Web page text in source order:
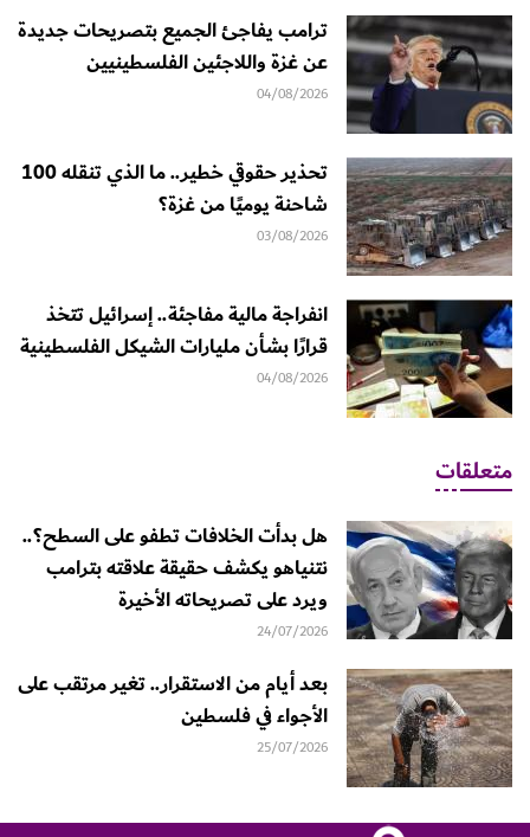
ترامب يفاجئ الجميع بتصريحات جديدة
عن غزة واللاجئين الفلسطينيين
04/08/2026
تحذير حقوقي خطير.. ما الذي تنقله 100
شاحنة يوميًا من غزة؟
03/08/2026
انفراجة مالية مفاجئة.. إسرائيل تتخذ
قرارًا بشأن مليارات الشيكل الفلسطينية
04/08/2026
متعلقات
هل بدأت الخلافات تطفو على السطح؟..
نتنياهو يكشف حقيقة علاقته بترامب
ويرد على تصريحاته الأخيرة
24/07/2026
بعد أيام من الاستقرار.. تغير مرتقب على
الأجواء في فلسطين
25/07/2026